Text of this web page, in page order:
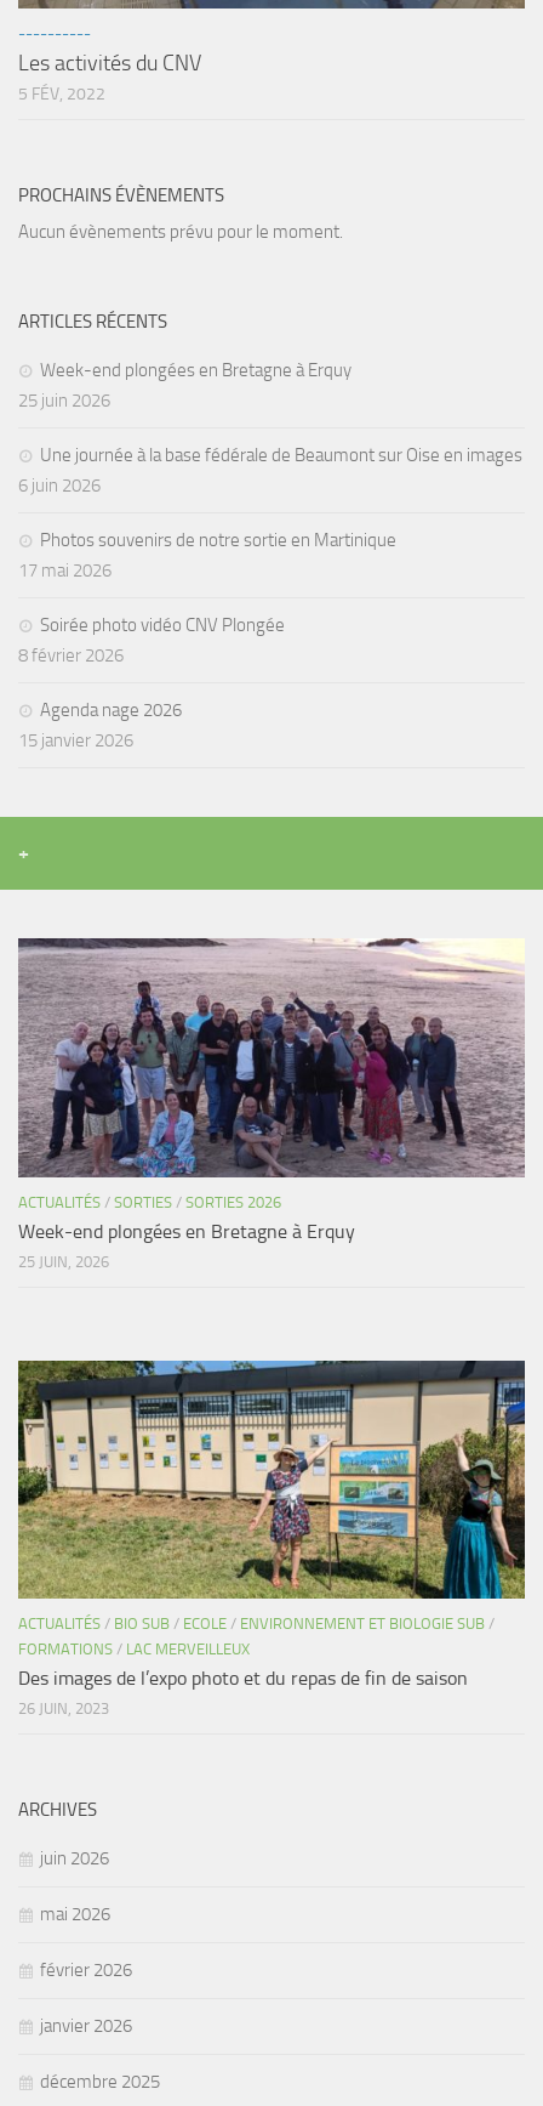
Sorties 2015
Sorties 2014
BIO SUB
Peinture
NAP / NEV
Les Palmes du Lac
MATERIEL
Occasions
----------
Les activités du CNV
5 FÉV, 2022
PROCHAINS ÉVÈNEMENTS
Aucun évènements prévu pour le moment.
ARTICLES RÉCENTS
Week-end plongées en Bretagne à Erquy
25 juin 2026
Une journée à la base fédérale de Beaumont sur Oise en images
6 juin 2026
Photos souvenirs de notre sortie en Martinique
17 mai 2026
Soirée photo vidéo CNV Plongée
8 février 2026
Agenda nage 2026
15 janvier 2026
+
ACTUALITÉS / SORTIES / SORTIES 2026
Week-end plongées en Bretagne à Erquy
25 JUIN, 2026
ACTUALITÉS / BIO SUB / ECOLE / ENVIRONNEMENT ET BIOLOGIE SUB /
FORMATIONS / LAC MERVEILLEUX
Des images de l’expo photo et du repas de fin de saison
26 JUIN, 2023
ARCHIVES
juin 2026
mai 2026
février 2026
janvier 2026
décembre 2025